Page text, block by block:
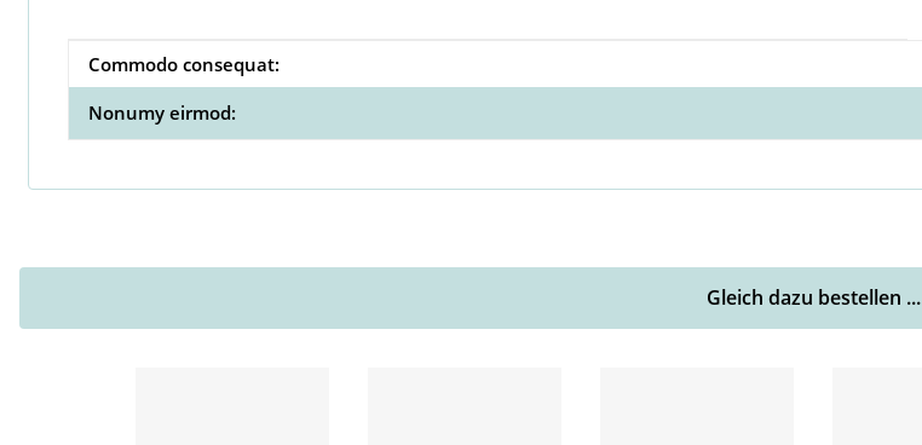
Produkteigenschaft
Wert
Commodo consequat:
Nonumy eirmod:
Gleich dazu bestellen ...